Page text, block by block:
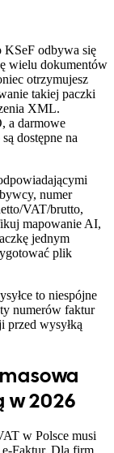
KSeF odbywa się
wielu dokumentów
otrzymujesz
takiej paczki
XML.
a darmowe
dostępne na
numer
VAT/brutto,
mapowanie AI,
jednym
plik
to niespójne
numerów faktur
przed wysyłką
w 2026
w Polsce musi